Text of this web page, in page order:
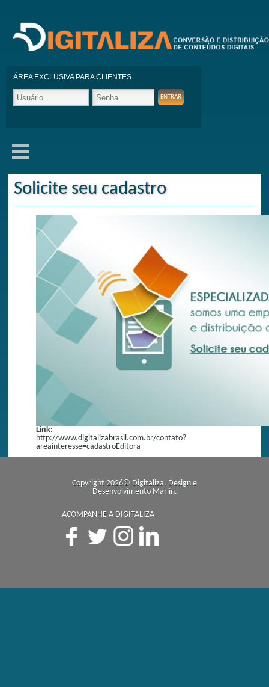
ÁREA EXCLUSIVA PARA CLIENTES
Solicite seu cadastro
Link:
http://www.digitalizabrasil.com.br/contato?
areainteresse=cadastroEditora
Copyright 2026© Digitaliza. Design e
Desenvolvimento Marlin.
ACOMPANHE A DIGITALIZA